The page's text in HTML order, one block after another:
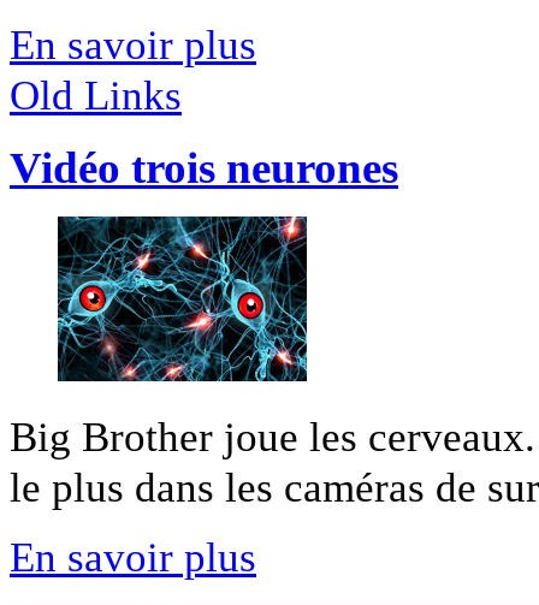
En savoir plus
Old Links
Vidéo trois neurones
Big Brother joue les
le plus dans les caméras de
En savoir plus